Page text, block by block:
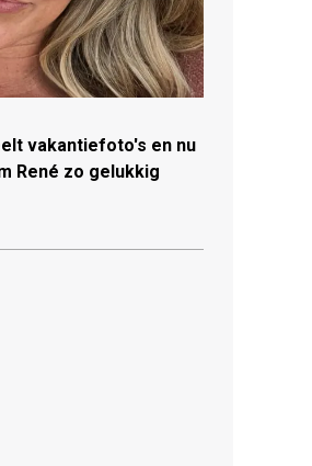
vakantiefoto's en nu
René zo gelukkig